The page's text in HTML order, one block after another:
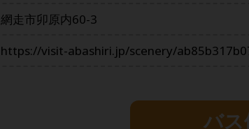
網走市卯原内60-3
https://visit-abashiri.jp/scenery/
バス